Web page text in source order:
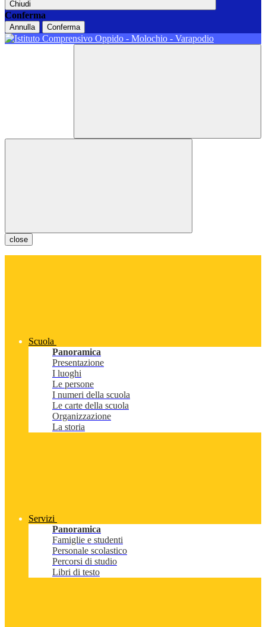
Chiudi
Conferma
Annulla Conferma
close
Scuola
Panoramica
Presentazione
I luoghi
Le persone
I numeri della scuola
Le carte della scuola
Organizzazione
La storia
Servizi
Panoramica
Famiglie e studenti
Personale scolastico
Percorsi di studio
Libri di testo